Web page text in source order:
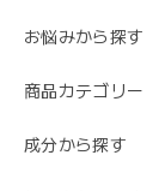
お悩みから探す
商品カテゴリー
成分から探す